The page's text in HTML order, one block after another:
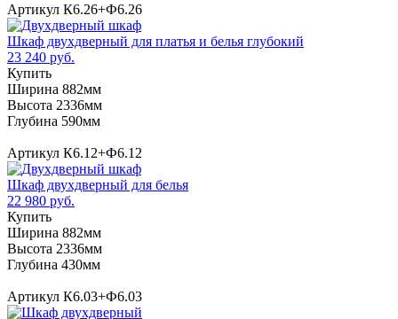
Артикул К6.26+Ф6.26
Шкаф двухдверный для платья и белья глубокий
23 240 руб.
Купить
Ширина 882мм
Высота 2336мм
Глубина 590мм
Артикул К6.12+Ф6.12
Шкаф двухдверный для белья
22 980 руб.
Купить
Ширина 882мм
Высота 2336мм
Глубина 430мм
Артикул К6.03+Ф6.03